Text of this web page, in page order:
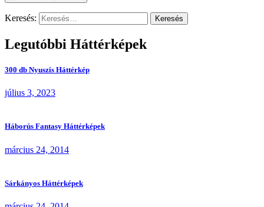
Keresés:
Legutóbbi Háttérképek
300 db Nyuszis Háttérkép
július 3, 2023
Háborús Fantasy Háttérképek
március 24, 2014
Sárkányos Háttérképek